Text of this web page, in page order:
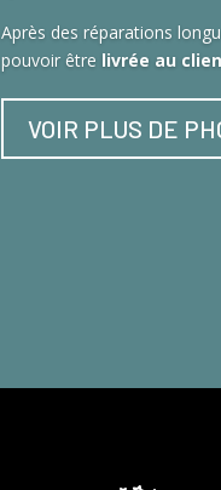
Après des réparations
pouvoir être livrée au
VOIR PLUS DE